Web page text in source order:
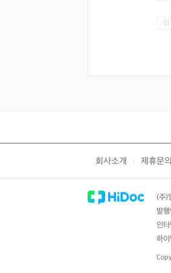
회사소개 제휴문의
(주)
발
인
하